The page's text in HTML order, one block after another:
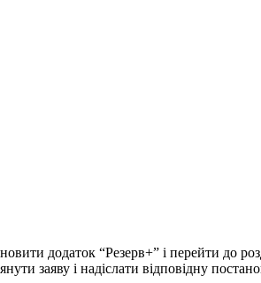
додаток “Резерв+” і перейти до
заяву і надіслати відповідну